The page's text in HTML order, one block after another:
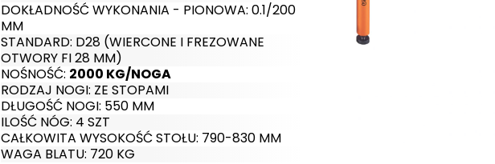
DOKŁADNOŚĆ WYKONANIA - PIONOWA: 0.1/200
MM
STANDARD: D28 (WIERCONE I FREZOWANE
OTWORY FI 28 MM)
NOŚNOŚĆ: 2000 KG/NOGA
RODZAJ NOGI: ZE STOPAMI
DŁUGOŚĆ NOGI: 550 MM
ILOŚĆ NÓG: 4 SZT
CAŁKOWITA WYSOKOŚĆ STOŁU: 790-830 MM
WAGA BLATU: 720 KG